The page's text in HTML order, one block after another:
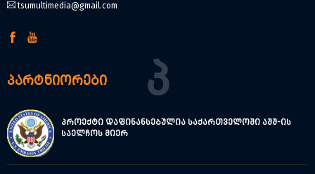
tsumultimedia@gmail.com
პარტნიორები Პ
პროექტი დაფინანსებულია საქართველოში აშშ-ის
საელჩოს მიერ